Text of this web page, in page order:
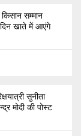
सम्मान
खाते में आएंगे
सुनीता
मोदी की पोस्ट